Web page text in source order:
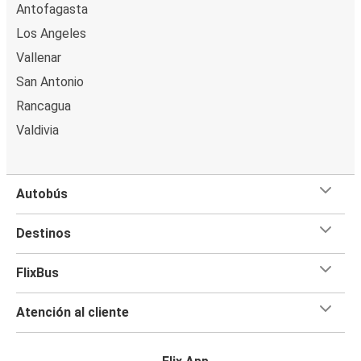
Antofagasta
Los Angeles
Vallenar
San Antonio
Rancagua
Valdivia
Autobús
Destinos
FlixBus
Atención al cliente